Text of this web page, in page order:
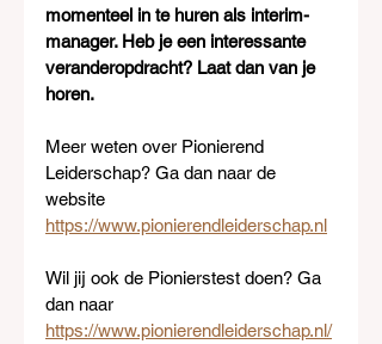
momenteel in te huren als interim-
manager. Heb je een interessante
veranderopdracht? Laat dan van je
horen.
Meer weten over Pionierend
Leiderschap? Ga dan naar de
website
https://www.pionierendleiderschap.nl
Wil jij ook de Pionierstest doen? Ga
dan naar
https://www.pionierendleiderschap.nl/